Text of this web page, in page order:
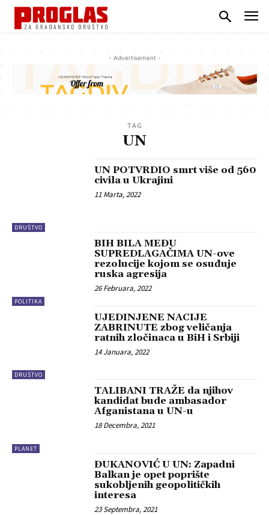
- Advertisement -
TAG
UN
DRUŠTVO
UN POTVRDIO smrt više od 560
civila u Ukrajini
11 Marta, 2022
POLITIKA
BIH BILA MEĐU
SUPREDLAGAČIMA UN-ove
rezolucije kojom se osuđuje
ruska agresija
26 Februara, 2022
DRUŠTVO
UJEDINJENE NACIJE
ZABRINUTE zbog veličanja
ratnih zločinaca u BiH i Srbiji
14 Januara, 2022
PLANET
TALIBANI TRAŽE da njihov
kandidat bude ambasador
Afganistana u UN-u
18 Decembra, 2021
ĐUKANOVIĆ U UN: Zapadni
Balkan je opet poprište
sukobljenih geopolitičkih
interesa
23 Septembra, 2021